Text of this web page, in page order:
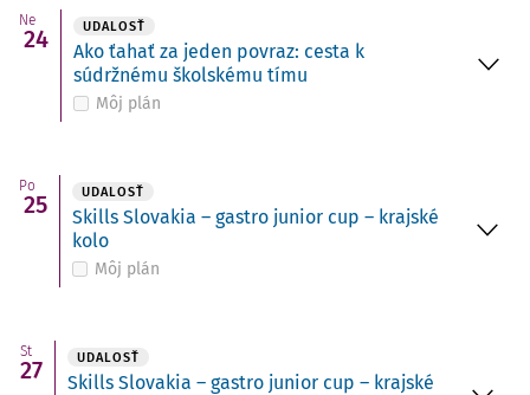
Ne
24 UDALOSŤ
Ako ťahať za jeden povraz: cesta k
súdržnému školskému tímu
Môj plán
Po
25 UDALOSŤ
Skills Slovakia – gastro junior cup – krajské
kolo
Môj plán
St
27 UDALOSŤ
Skills Slovakia – gastro junior cup – krajské